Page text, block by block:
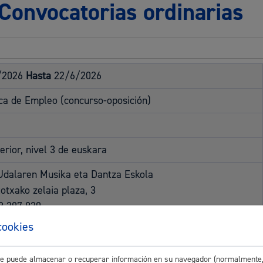
Espacio público,
ordinarias
Hasta 22/6/2026
de Empleo (concurso-oposición)
nivel 3 de euskara
Musika eta Dantza Eskola
zelaia plaza, 3
297 830
Hasta27/7/2026
puede almacenar o recuperar información en su navegador